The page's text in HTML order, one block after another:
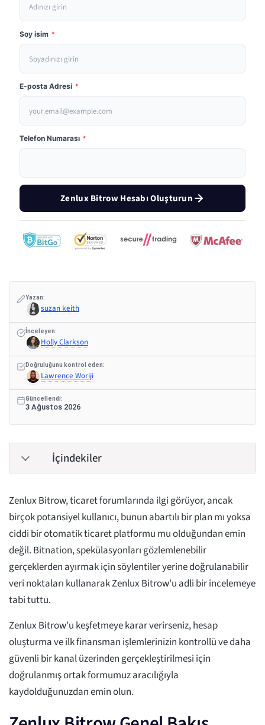
Soy isim *
E-posta Adresi *
Telefon Numarası *
Zenlux Bitrow Hesabı Oluşturun
Yazan:
suzan keith
İnceleyen:
Holly Clarkson
Doğruluğunu kontrol eden:
Lawrence Woriji
Güncellendi:
3 Ağustos 2026
İçindekiler
Zenlux Bitrow, ticaret forumlarında ilgi görüyor, ancak
birçok potansiyel kullanıcı, bunun abartılı bir plan mı yoksa
ciddi bir otomatik ticaret platformu mu olduğundan emin
değil. Bitnation, spekülasyonları gözlemlenebilir
gerçeklerden ayırmak için söylentiler yerine doğrulanabilir
veri noktaları kullanarak Zenlux Bitrow'u adli bir incelemeye
tabi tuttu.
Zenlux Bitrow'u keşfetmeye karar verirseniz, hesap
oluşturma ve ilk finansman işlemlerinizin kontrollü ve daha
güvenli bir kanal üzerinden gerçekleştirilmesi için
doğrulanmış ortak formumuz aracılığıyla
kaydolduğunuzdan emin olun.